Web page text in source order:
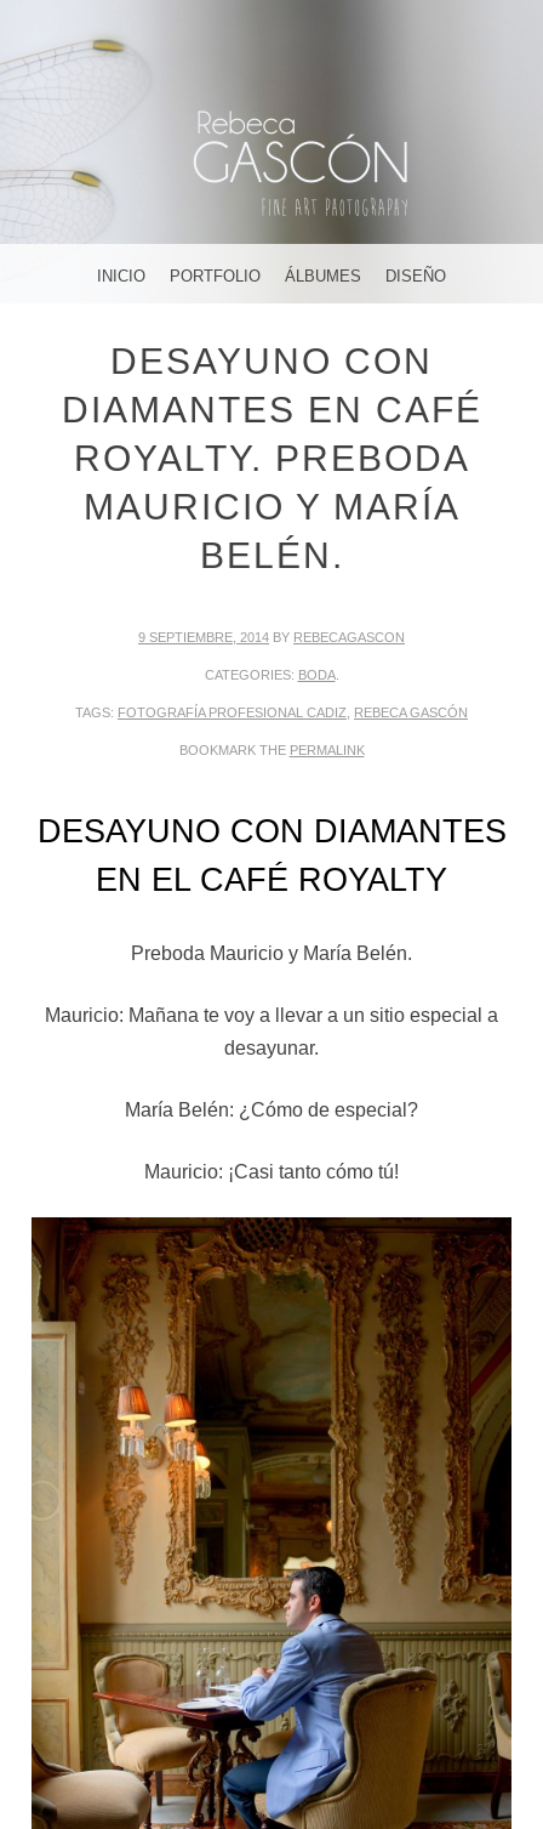
AMAR, SOÑAR,
CREAR
FOTOGRAFÍA ARTÍSTICA EN JEREZ DE LA FRONTERA ¡Y
DÓNDE TÚ QUIERAS!
MENU
SKIP TO CONTENT
INICIO PORTFOLIO ÁLBUMES DISEÑO
DESAYUNO CON
DIAMANTES EN CAFÉ
ROYALTY. PREBODA
MAURICIO Y MARÍA
BELÉN.
9 SEPTIEMBRE, 2014 BY REBECAGASCON
CATEGORIES: BODA.
TAGS: FOTOGRAFÍA PROFESIONAL CADIZ REBECA GASCÓN
BOOKMARK THE PERMALINK
DESAYUNO CON DIAMANTES
EN EL CAFÉ ROYALTY
Preboda Mauricio y María Belén.
Mauricio: Mañana te voy a llevar a un sitio especial a
desayunar.
María Belén: ¿Cómo de especial?
Mauricio: ¡Casi tanto cómo tú!